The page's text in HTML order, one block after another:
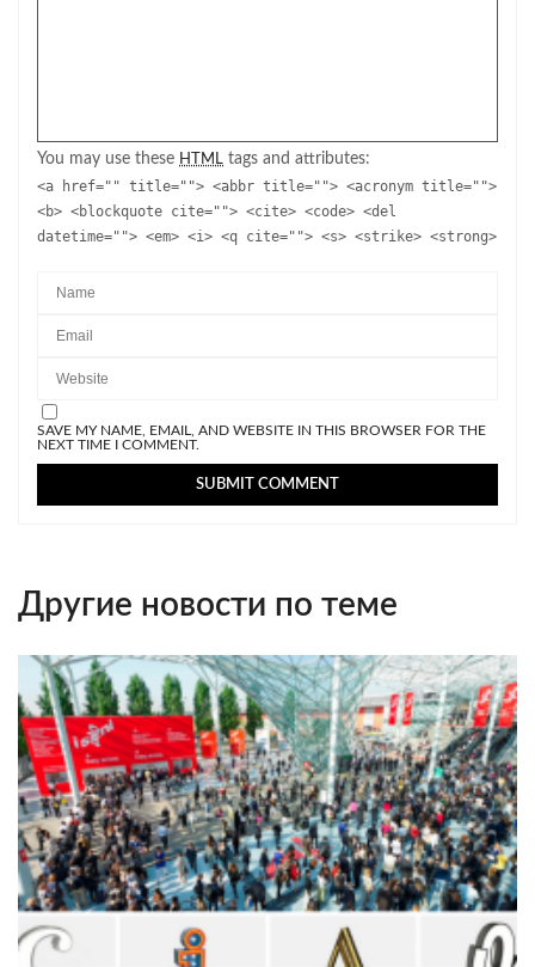
You may use these HTML tags and attributes:
<a href="" title=""> <abbr title=""> <acronym title="">
<b> <blockquote cite=""> <cite> <code> <del
datetime=""> <em> <i> <q cite=""> <s> <strike> <strong>
SAVE MY NAME, EMAIL, AND WEBSITE IN THIS BROWSER FOR THE
NEXT TIME I COMMENT.
Другие новости по теме